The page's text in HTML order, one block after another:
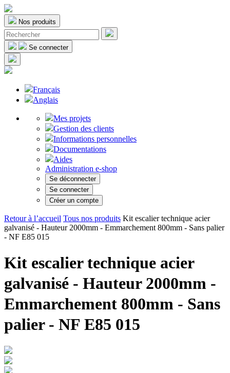
Nos produits
Se connecter
Français
Anglais
Mes projets
Gestion des clients
Informations personnelles
Documentations
Aides
Administration e-shop
Se déconnecter
Se connecter
Créer un compte
Retour à l’accueil Tous nos produits Kit escalier technique acier
galvanisé - Hauteur 2000mm - Emmarchement 800mm - Sans palier
- NF E85 015
Kit escalier technique acier
galvanisé - Hauteur 2000mm -
Emmarchement 800mm - Sans
palier - NF E85 015